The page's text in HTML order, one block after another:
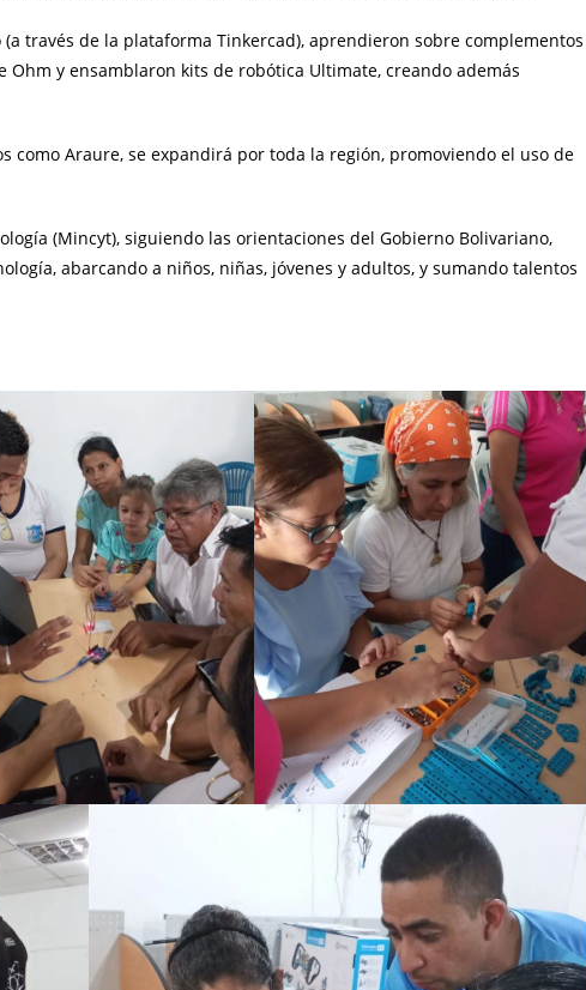
través de la plataforma Tinkercad), aprendieron sobre complementos
Ohm y ensamblaron kits de robótica Ultimate, creando además
como Araure, se expandirá por toda la región, promoviendo el uso de
(Mincyt), siguiendo las orientaciones del Gobierno Bolivariano,
abarcando a niños, niñas, jóvenes y adultos, y sumando talentos